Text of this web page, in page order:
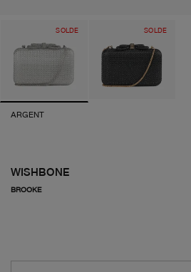
SOLDE SOLDE
ARGENT
WISHBONE
BROOKE